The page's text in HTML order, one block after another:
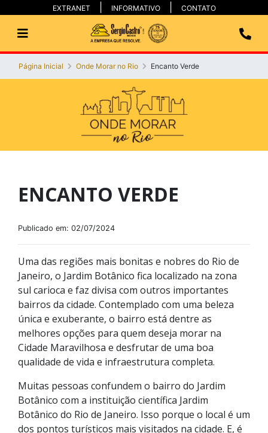
EXTRANET INFORMATIVO CONTATO
Página Inicial Onde Morar no Rio Encanto Verde
ENCANTO VERDE
Publicado em: 02/07/2024
Uma das regiões mais bonitas e nobres do Rio de
Janeiro, o Jardim Botânico fica localizado na zona
sul carioca e faz divisa com outros importantes
bairros da cidade. Contemplado com uma beleza
única e exuberante, o bairro está dentre as
melhores opções para quem deseja morar na
Cidade Maravilhosa e desfrutar de uma boa
qualidade de vida e infraestrutura completa.
Muitas pessoas confundem o bairro do Jardim
Botânico com a instituição científica Jardim
Botânico do Rio de Janeiro. Isso porque o local é um
dos pontos turísticos mais visitados na cidade. E, é